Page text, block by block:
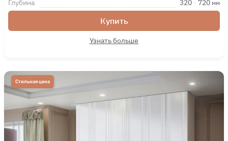
Глубина 320 - 720 мм
Купить
Узнать больше
Стильная цена